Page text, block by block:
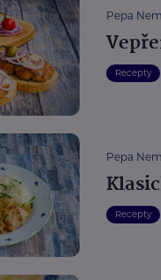
Pepa
Recepty
Pepa
Recepty